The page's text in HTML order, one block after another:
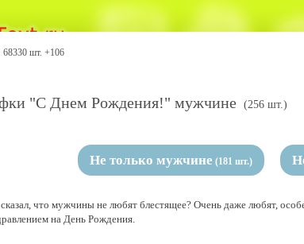
68330 шт. +106
"С Днем Рождения!" мужчине (256 шт.)
Не только мужчине (181 шт.)
что мужчины не любят блестящее? Очень даже любят,
на День Рождения.